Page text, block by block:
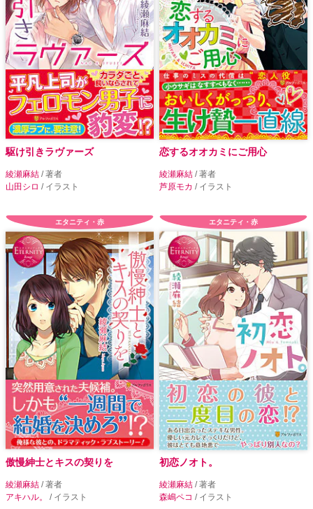
駆け引きラヴァーズ
綾瀬麻結 / 著者
山田シロ / イラスト
恋するオオカミにご用心
綾瀬麻結 / 著者
芦原モカ / イラスト
エタニティ・赤
傲慢紳士とキスの契りを
綾瀬麻結 / 著者
アキハル。 / イラスト
エタニティ・赤
初恋ノオト。
綾瀬麻結 / 著者
森嶋ペコ / イラスト